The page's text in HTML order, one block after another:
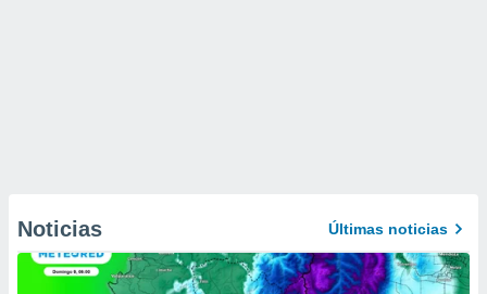
Noticias Últimas noticias